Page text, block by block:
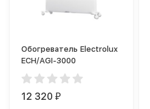
Обогреватель Electrolux
ECH/AGI-3000
12 320₽